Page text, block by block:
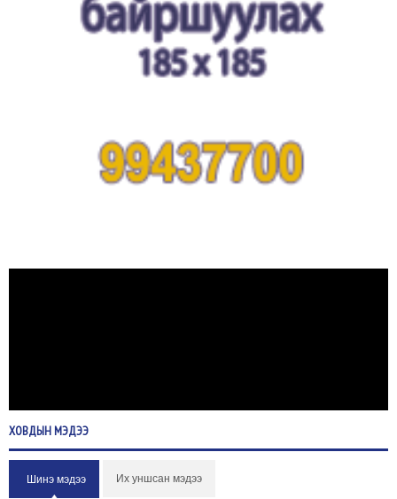
ХОВДЫНМЭДЭЭ
Шинэ мэдээ Их уншсан мэдээ